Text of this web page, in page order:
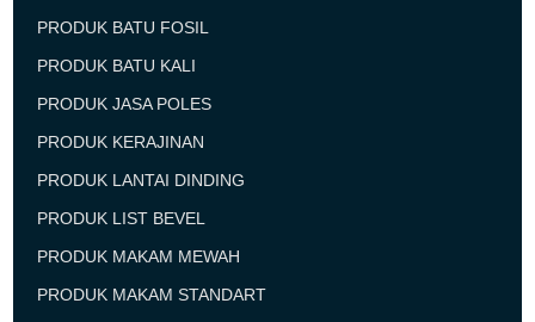
PRODUK BATU FOSIL
PRODUK BATU KALI
PRODUK JASA POLES
PRODUK KERAJINAN
PRODUK LANTAI DINDING
PRODUK LIST BEVEL
PRODUK MAKAM MEWAH
PRODUK MAKAM STANDART